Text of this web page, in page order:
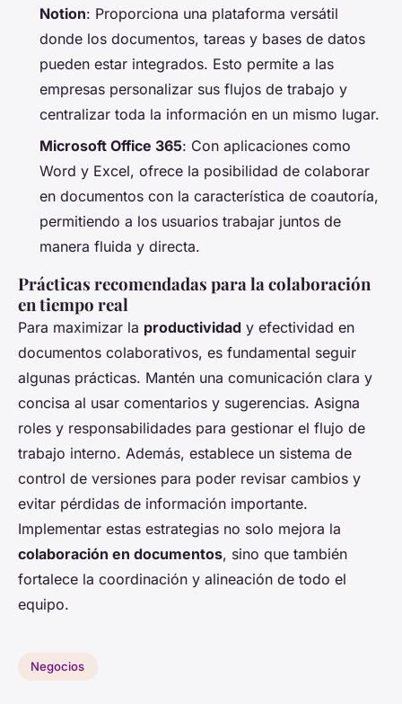
Notion: Proporciona una plataforma versátil
donde los documentos, tareas y bases de datos
pueden estar integrados. Esto permite a las
empresas personalizar sus flujos de trabajo y
centralizar toda la información en un mismo lugar.
Microsoft Office 365: Con aplicaciones como
Word y Excel, ofrece la posibilidad de colaborar
en documentos con la característica de coautoría,
permitiendo a los usuarios trabajar juntos de
manera fluida y directa.
Prácticas recomendadas para la colaboración
en tiempo real
Para maximizar la productividad y efectividad en
documentos colaborativos, es fundamental seguir
algunas prácticas. Mantén una comunicación clara y
concisa al usar comentarios y sugerencias. Asigna
roles y responsabilidades para gestionar el flujo de
trabajo interno. Además, establece un sistema de
control de versiones para poder revisar cambios y
evitar pérdidas de información importante.
Implementar estas estrategias no solo mejora la
colaboración en documentos, sino que también
fortalece la coordinación y alineación de todo el
equipo.
Negocios